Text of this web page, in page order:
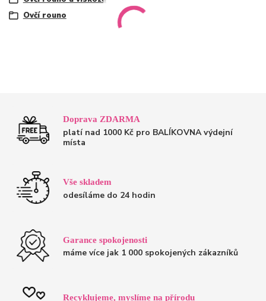
Ovčí rouno
Doprava ZDARMA
platí nad 1000 Kč pro BALÍKOVNA výdejní
místa
Vše skladem
odesíláme do 24 hodin
Garance spokojenosti
máme více jak 1 000 spokojených zákazníků
Recyklujeme, myslíme na přírodu